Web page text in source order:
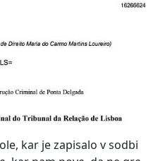
kar je zapisalo v sodbi